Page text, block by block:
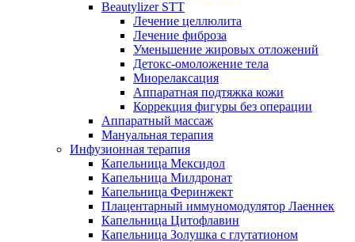
Beautylizer STT
Лечение целлюлита
Лечение фиброза
Уменьшение жировых отложений
Детокс-омоложение тела
Миорелаксация
Аппаратная подтяжка кожи
Коррекция фигуры без операции
Аппаратный массаж
Мануальная терапия
Инфузионная терапия
Капельница Мексидол
Капельница Милдронат
Капельница Феринжект
Плацентарный иммуномодулятор Лаеннек
Капельница Цитофлавин
Капельница Золушка с глутатионом